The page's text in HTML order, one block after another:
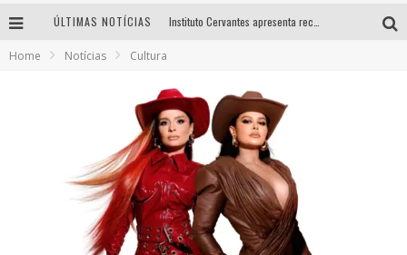
ÚLTIMAS NOTÍCIAS
Home Notícias Cultura